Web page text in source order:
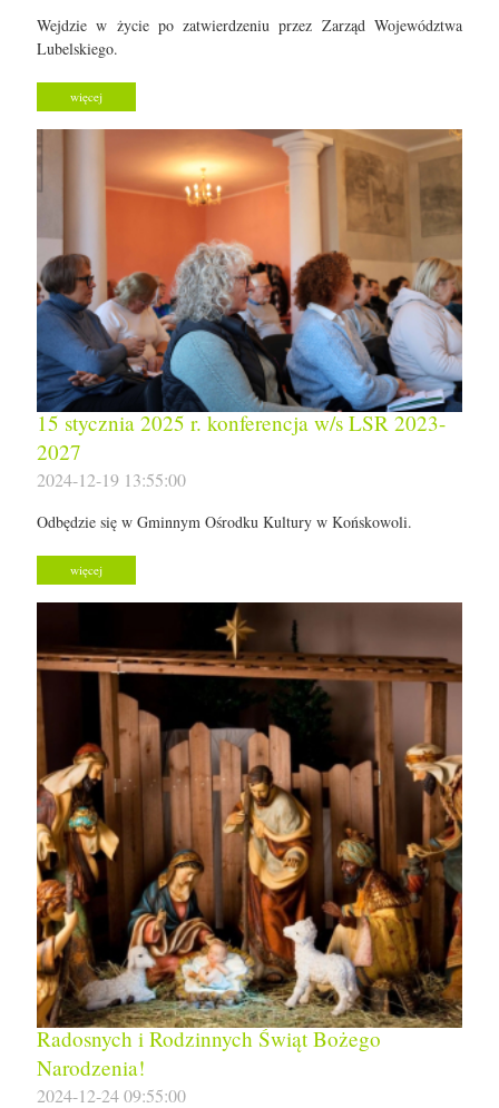
Wejdzie w życie po zatwierdzeniu przez Zarząd Województwa
Lubelskiego.
więcej
15 stycznia 2025 r. konferencja w/s LSR 2023-
2027
2024-12-19 13:55:00
Odbędzie się w Gminnym Ośrodku Kultury w Końskowoli.
więcej
Radosnych i Rodzinnych Świąt Bożego
Narodzenia!
2024-12-24 09:55:00